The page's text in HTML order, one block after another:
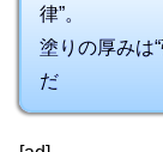
律”。
塗りの厚みは
だ